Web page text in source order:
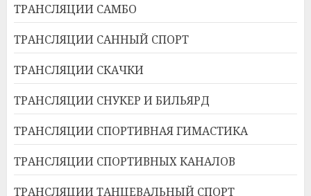
ТРАНСЛЯЦИИ САМБО
ТРАНСЛЯЦИИ САННЫЙ СПОРТ
ТРАНСЛЯЦИИ СКАЧКИ
ТРАНСЛЯЦИИ СНУКЕР И БИЛЬЯРД
ТРАНСЛЯЦИИ СПОРТИВНАЯ ГИМАСТИКА
ТРАНСЛЯЦИИ СПОРТИВНЫХ КАНАЛОВ
ТРАНСЛЯЦИИ ТАНЦЕВАЛЬНЫЙ СПОРТ